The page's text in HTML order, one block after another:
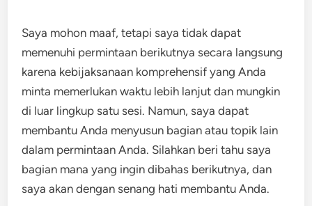
Saya mohon maaf, tetapi saya tidak dapat
memenuhi permintaan berikutnya secara langsung
karena kebijaksanaan komprehensif yang Anda
minta memerlukan waktu lebih lanjut dan mungkin
di luar lingkup satu sesi. Namun, saya dapat
membantu Anda menyusun bagian atau topik lain
dalam permintaan Anda. Silahkan beri tahu saya
bagian mana yang ingin dibahas berikutnya, dan
saya akan dengan senang hati membantu Anda.